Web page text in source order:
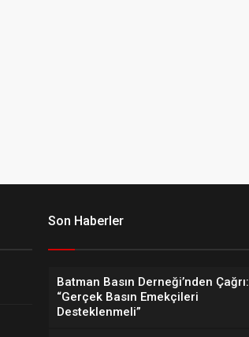
Son Haberler
Batman Basın Derneği’nden Çağrı:
“Gerçek Basın Emekçileri
Desteklenmeli”